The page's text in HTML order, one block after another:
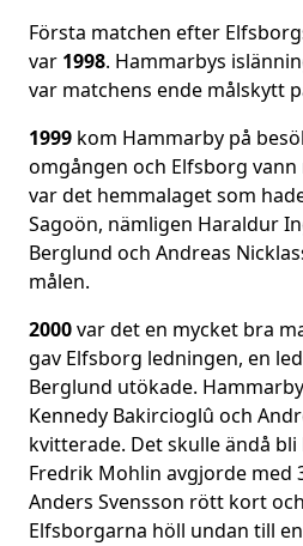
Första matchen efter
var 1998. Hammarbys
var matchens ende målskytt
1999 kom Hammarby på
omgången och Elfsborg vann
var det hemmalaget som
Sagoön, nämligen Haraldur
Berglund och Andreas
målen.
2000var det en mycket bra
gav Elfsborg ledningen, en
Berglund utökade.
Kennedy Bakircioglû och
kvitterade. Det skulle ändå
Fredrik Mohlin avgjorde med
Anders Svensson rött kort
Elfsborgarna höll undan till en